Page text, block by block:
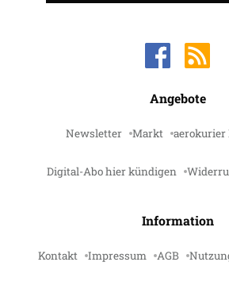
Angebote
Newsletter Markt aerokurier
Digital-Abo hier kündigen
Information
Kontakt Impressum AGB